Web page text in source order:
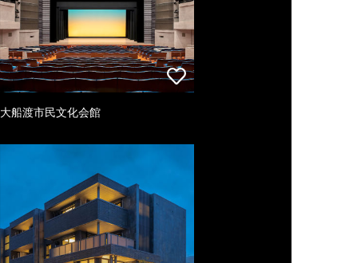
大船渡市民文化会館